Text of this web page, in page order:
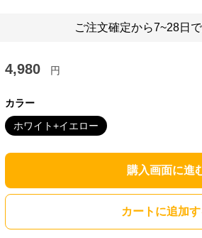
ご注文確定から7~28日
4,980 円
カラー
ホワイト+イエロー
購入画面に進
カートに追加